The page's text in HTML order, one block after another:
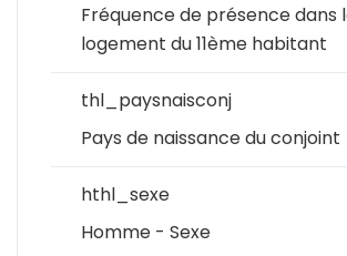
Fréquence de présence dans
logement du 11ème habitant
thl_paysnaisconj
Pays de naissance du conjoint
hthl_sexe
Homme - Sexe